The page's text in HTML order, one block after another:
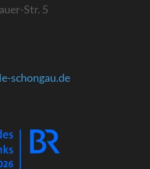
Str. 5
schongau.de